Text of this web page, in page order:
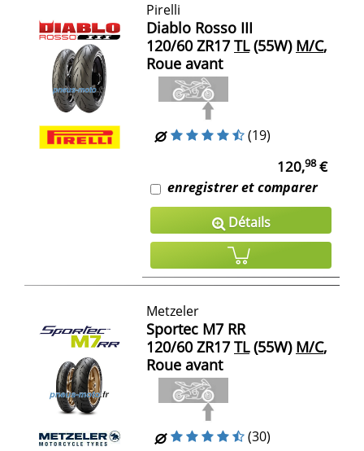
Pirelli
Diablo Rosso III
120/60 ZR17 TL(55W) M/C,
Roue avant
(19)
120,98€
enregistrer et comparer
Détails
Metzeler
Sportec M7 RR
120/60 ZR17 TL(55W) M/C,
Roue avant
(30)